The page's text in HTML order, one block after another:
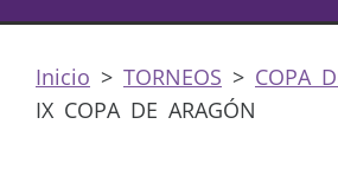
Inicio > TORNEOS > COPA
IX COPA DE ARAGÓN